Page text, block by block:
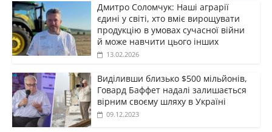
Дмитро Соломчук: Наші аграрії
єдині у світі, хто вміє вирощувати
продукцію в умовах сучасної війни
й може навчити цього інших
13.02.2026
Виділивши близько $500 мільйонів,
Говард Баффет надалі залишається
вірним своєму шляху в Україні
09.12.2023